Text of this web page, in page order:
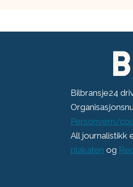
Bilbransje24
Personvern/
All journalistikk
plakaten og